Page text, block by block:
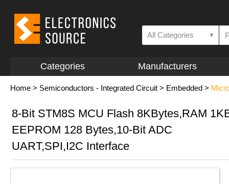
All Categories ▼
Categories Manufacturers
Home > Semiconductors - Integrated Circuit > Embedded >
8-Bit STM8S MCU Flash 8KBytes,RAM
EEPROM 128 Bytes,10-Bit ADC
UART,SPI,I2C Interface